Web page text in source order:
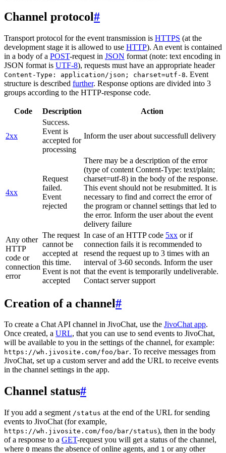
Channel protocol#
Transport protocol for the event transmission is HTTPS (at the
development stage it is allowed to use HTTP). An event is contained
in a body of a POST-request in JSON format (note: text encoding in
JSON format is UTF-8), requests must have an appropriate header
Content-Type: application/json; charset=utf-8. Event
structure is described further. Response options are divided into 3
groups according to the HTTP-response code.
Code Description Action
2xx
Success.
Event is
accepted for
processing
Inform the user about successfull delivery
4xx
Request
failed.
Event
rejected
There may be a description of the error
(type of content Content-Type: text/plain;
charset=utf-8) in the body of the response.
This event should not be resubmitted. It is
necessary to find and correct the error of
the program or channel settings that led to
the error. Inform the user about the event
delivery failure
Any other
HTTP
code or
connection
error
The request
cannot be
accepted at
this time.
Event is not
accepted
In case of an HTTP code 5xx or if
connection fails it is recommended to
resend the request up to 3 times with an
interval of 3-60 seconds. Inform the user
that the event is temporarily undeliverable.
Contact server support
Creation of a channel#
To create a Chat API channel in JivoChat, use the JivoChat app.
Once created, a URL, that you can use to send events to JivoChat,
will be available to you in the settings of the channel, for example:
https://wh.jivosite.com/foo/bar. To receive messages from
JivoChat, set up a custom server and add the URL to receive events
in the channel settings in the app.
Channel status#
If you add a segment /status at the end of the URL for sending
events to JivoChat (for example,
https://wh.jivosite.com/foo/bar/status), then in the body
of a response to a GET-request you will get a status of the channel,
where 0 means the absence of online agents, and 1 or any other